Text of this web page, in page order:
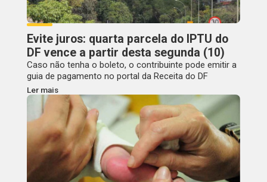
Evite juros: quarta parcela do IPTU do
DF vence a partir desta segunda (10)
Caso não tenha o boleto, o contribuinte pode emitir a
guia de pagamento no portal da Receita do DF
Ler mais